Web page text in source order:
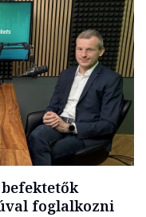
foglalkozni